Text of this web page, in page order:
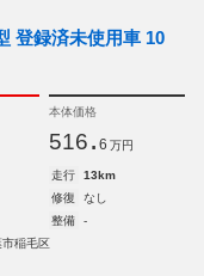
登録済未使用車 10
本体価格
516. 6 万円
走行
13km
修復
なし
整備
-
稲毛区